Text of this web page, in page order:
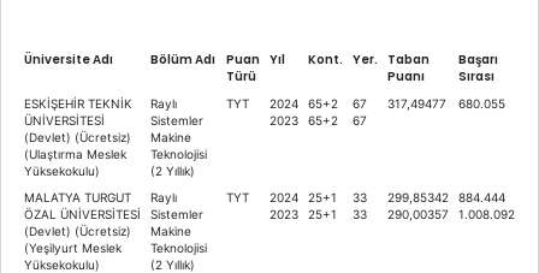
Üniversite Adı Bölüm Adı Puan
Türü
Yıl Kont. Yer.
Taban
Puanı
Başarı
Sırası
ESKİŞEHİR TEKNİK
ÜNİVERSİTESİ
(Devlet) (Ücretsiz)
(Ulaştırma Meslek
Yüksekokulu)
Raylı
Sistemler
Makine
Teknolojisi
(2 Yıllık)
TYT
2024
2023
65+2
65+2
67
67
317,49477 680.055
MALATYA TURGUT
ÖZAL ÜNİVERSİTESİ
(Devlet) (Ücretsiz)
(Yeşilyurt Meslek
Yüksekokulu)
Raylı
Sistemler
Makine
Teknolojisi
(2 Yıllık)
TYT
2024
2023
25+1
25+1
33
33
299,85342
290,00357
884.444
1.008.092